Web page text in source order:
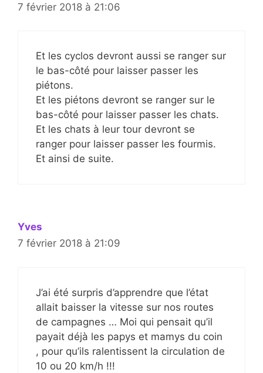
7 février 2018 à 21:06
Et les cyclos devront aussi se ranger sur
le bas-côté pour laisser passer les
piétons.
Et les piétons devront se ranger sur le
bas-côté pour laisser passer les chats.
Et les chats à leur tour devront se
ranger pour laisser passer les fourmis.
Et ainsi de suite.
Yves
7 février 2018 à 21:09
J’ai été surpris d’apprendre que l’état
allait baisser la vitesse sur nos routes
de campagnes … Moi qui pensait qu’il
payait déjà les papys et mamys du coin
, pour qu’ils ralentissent la circulation de
10 ou 20 km/h !!!